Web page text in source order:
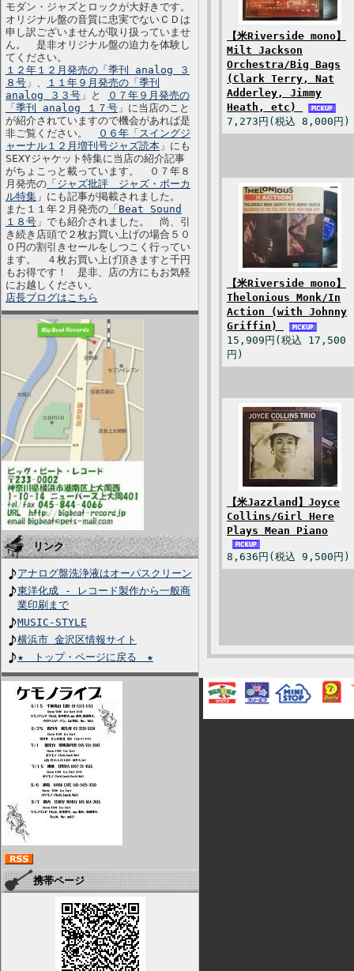
モダン・ジャズとロックが大好きです。
オリジナル盤の音質に忠実でないＣＤは
申し訳ございませんが取り扱っていませ
ん。 是非オリジナル盤の迫力を体験し
てください。
１２年１２月発売の「季刊 analog ３
８号 」、
１１年９月発売の「季刊
analog ３３号 」と
０７年９月発売の
「季刊 analog １７号 」に当店のこと
が紹介されていますので機会があれば是
非ご覧ください。
０６年「スイングジ
ャーナル１２月増刊号ジャズ読本 」にも
SEXYジャケット特集に当店の紹介記事
がちょこっと載っています。 ０７年８
月発売の 「ジャズ批評 ジャズ・ボーカ
ル特集 」にも記事が掲載されました。
また１１年２月発売の 「Beat Sound
１８号 」でも紹介されました。 尚、引
き続き店頭で２枚お買い上げの場合５０
０円の割引きセールをしつこく行ってい
ます。 ４枚お買い上げ頂きますと千円
もお得です！ 是非、店の方にもお気軽
にお越しください。
店長ブログはこちら
リンク
アナログ盤洗浄液はオーパスクリーン
東洋化成 - レコード製作から一般商
業印刷まで
MUSIC-STYLE
横浜市 金沢区情報サイト
★ トップ・ページに戻る ★
携帯ページ
【米Riverside mono】
Milt Jackson
Orchestra/Big Bags
(Clark Terry, Nat
Adderley, Jimmy
Heath, etc)
7,273円(税込 8,000円)
【米Riverside mono】
Thelonious Monk/In
Action (with Johnny
Griffin)
15,909円(税込 17,500
円)
【米Jazzland】Joyce
Collins/Girl Here
Plays Mean Piano
8,636円(税込 9,500円)